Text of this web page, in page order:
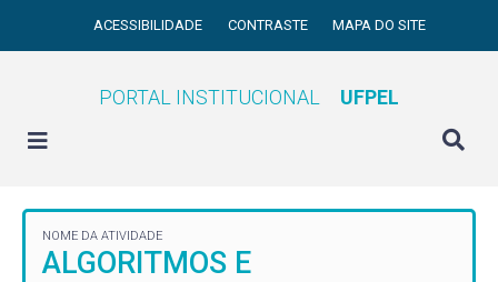
ACESSIBILIDADE CONTRASTE MAPA DO SITE
PORTAL INSTITUCIONAL UFPEL
NOME DA ATIVIDADE
ALGORITMOS E